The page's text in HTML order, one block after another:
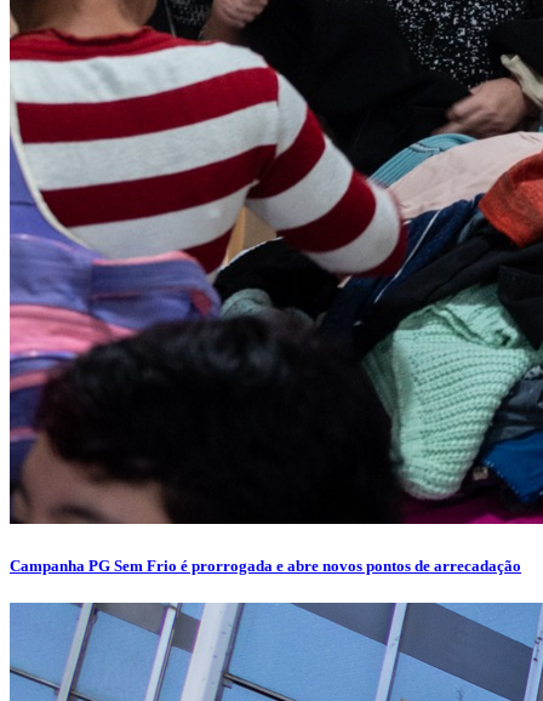
Campanha PG Sem Frio é prorrogada e abre novos pontos de arrecadação